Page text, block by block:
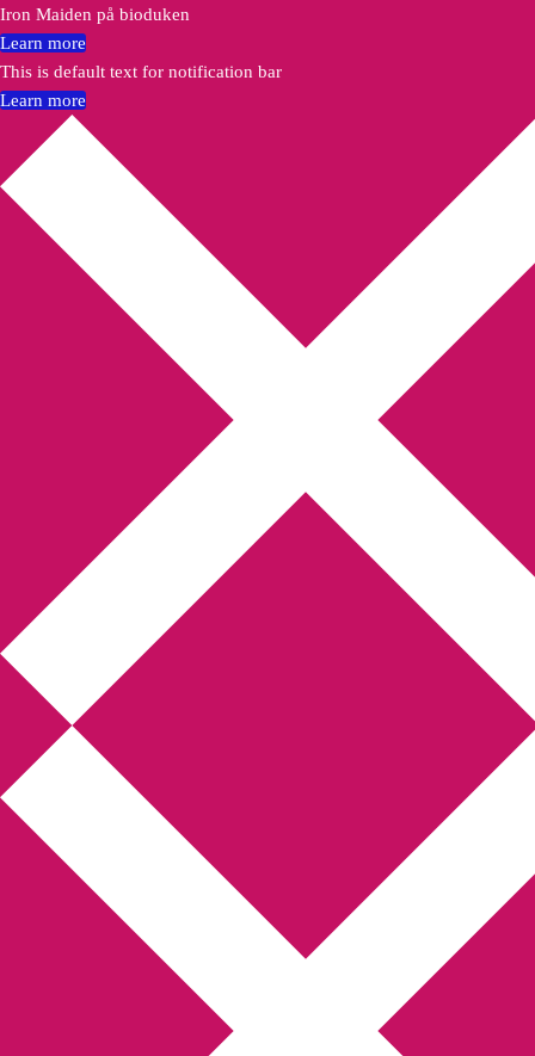
Annikas litteratur-
och kulturblogg
Deckare, kriminalromaner, thrillers
Hem Författarfemman
Webbshop Amazon
Bokbloggsjerka Bloggmaraton
Iron Maiden på bioduken
Learn more
This is default text for notification bar
Learn more